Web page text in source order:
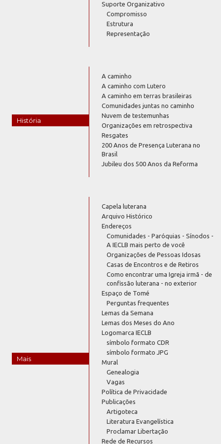
Suporte Organizativo
Compromisso
Estrutura
Representação
História
A caminho
A caminho com Lutero
A caminho em terras brasileiras
Comunidades juntas no caminho
Nuvem de testemunhas
Organizações em retrospectiva
Resgates
200 Anos de Presença Luterana no
Brasil
Jubileu dos 500 Anos da Reforma
Mais
Capela luterana
Arquivo Histórico
Endereços
Comunidades - Paróquias - Sínodos -
A IECLB mais perto de você
Organizações de Pessoas Idosas
Casas de Encontros e de Retiros
Como encontrar uma Igreja irmã - de
confissão luterana - no exterior
Espaço de Tomé
Perguntas frequentes
Lemas da Semana
Lemas dos Meses do Ano
Logomarca IECLB
símbolo formato CDR
símbolo formato JPG
Mural
Genealogia
Vagas
Política de Privacidade
Publicações
Artigoteca
Literatura Evangelística
Proclamar Libertação
Rede de Recursos